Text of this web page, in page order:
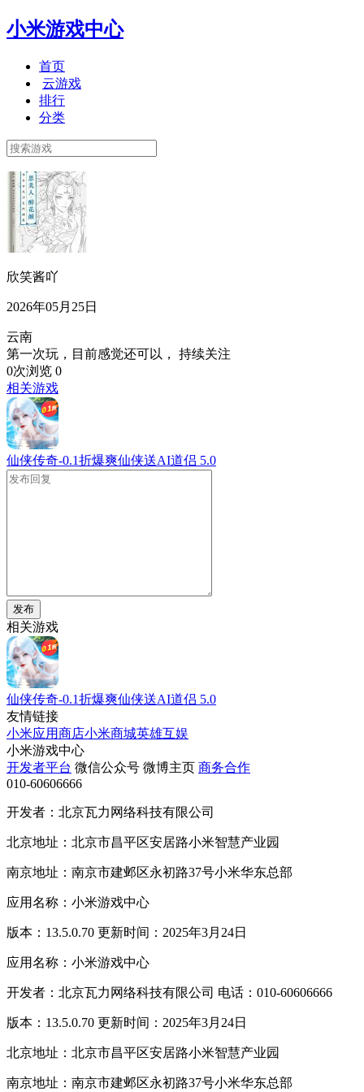
小米游戏中心
首页
云游戏
排行
分类
欣笑酱吖
2026年05月25日
云南
第一次玩，目前感觉还可以， 持续关注
0次浏览 0
相关游戏
仙侠传奇-0.1折爆爽仙侠送AI道侣 5.0
发布
相关游戏
仙侠传奇-0.1折爆爽仙侠送AI道侣 5.0
友情链接
小米应用商店小米商城英雄互娱
小米游戏中心
开发者平台 微信公众号 微博主页 商务合作
010-60606666
开发者：北京瓦力网络科技有限公司
北京地址：北京市昌平区安居路小米智慧产业园
南京地址：南京市建邺区永初路37号小米华东总部
应用名称：小米游戏中心
版本：13.5.0.70 更新时间：2025年3月24日
应用名称：小米游戏中心
开发者：北京瓦力网络科技有限公司 电话：010-60606666
版本：13.5.0.70 更新时间：2025年3月24日
北京地址：北京市昌平区安居路小米智慧产业园
南京地址：南京市建邺区永初路37号小米华东总部